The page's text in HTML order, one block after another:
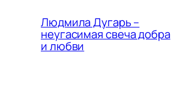
Людмила Дугарь –
неугасимая свеча добра
и любви